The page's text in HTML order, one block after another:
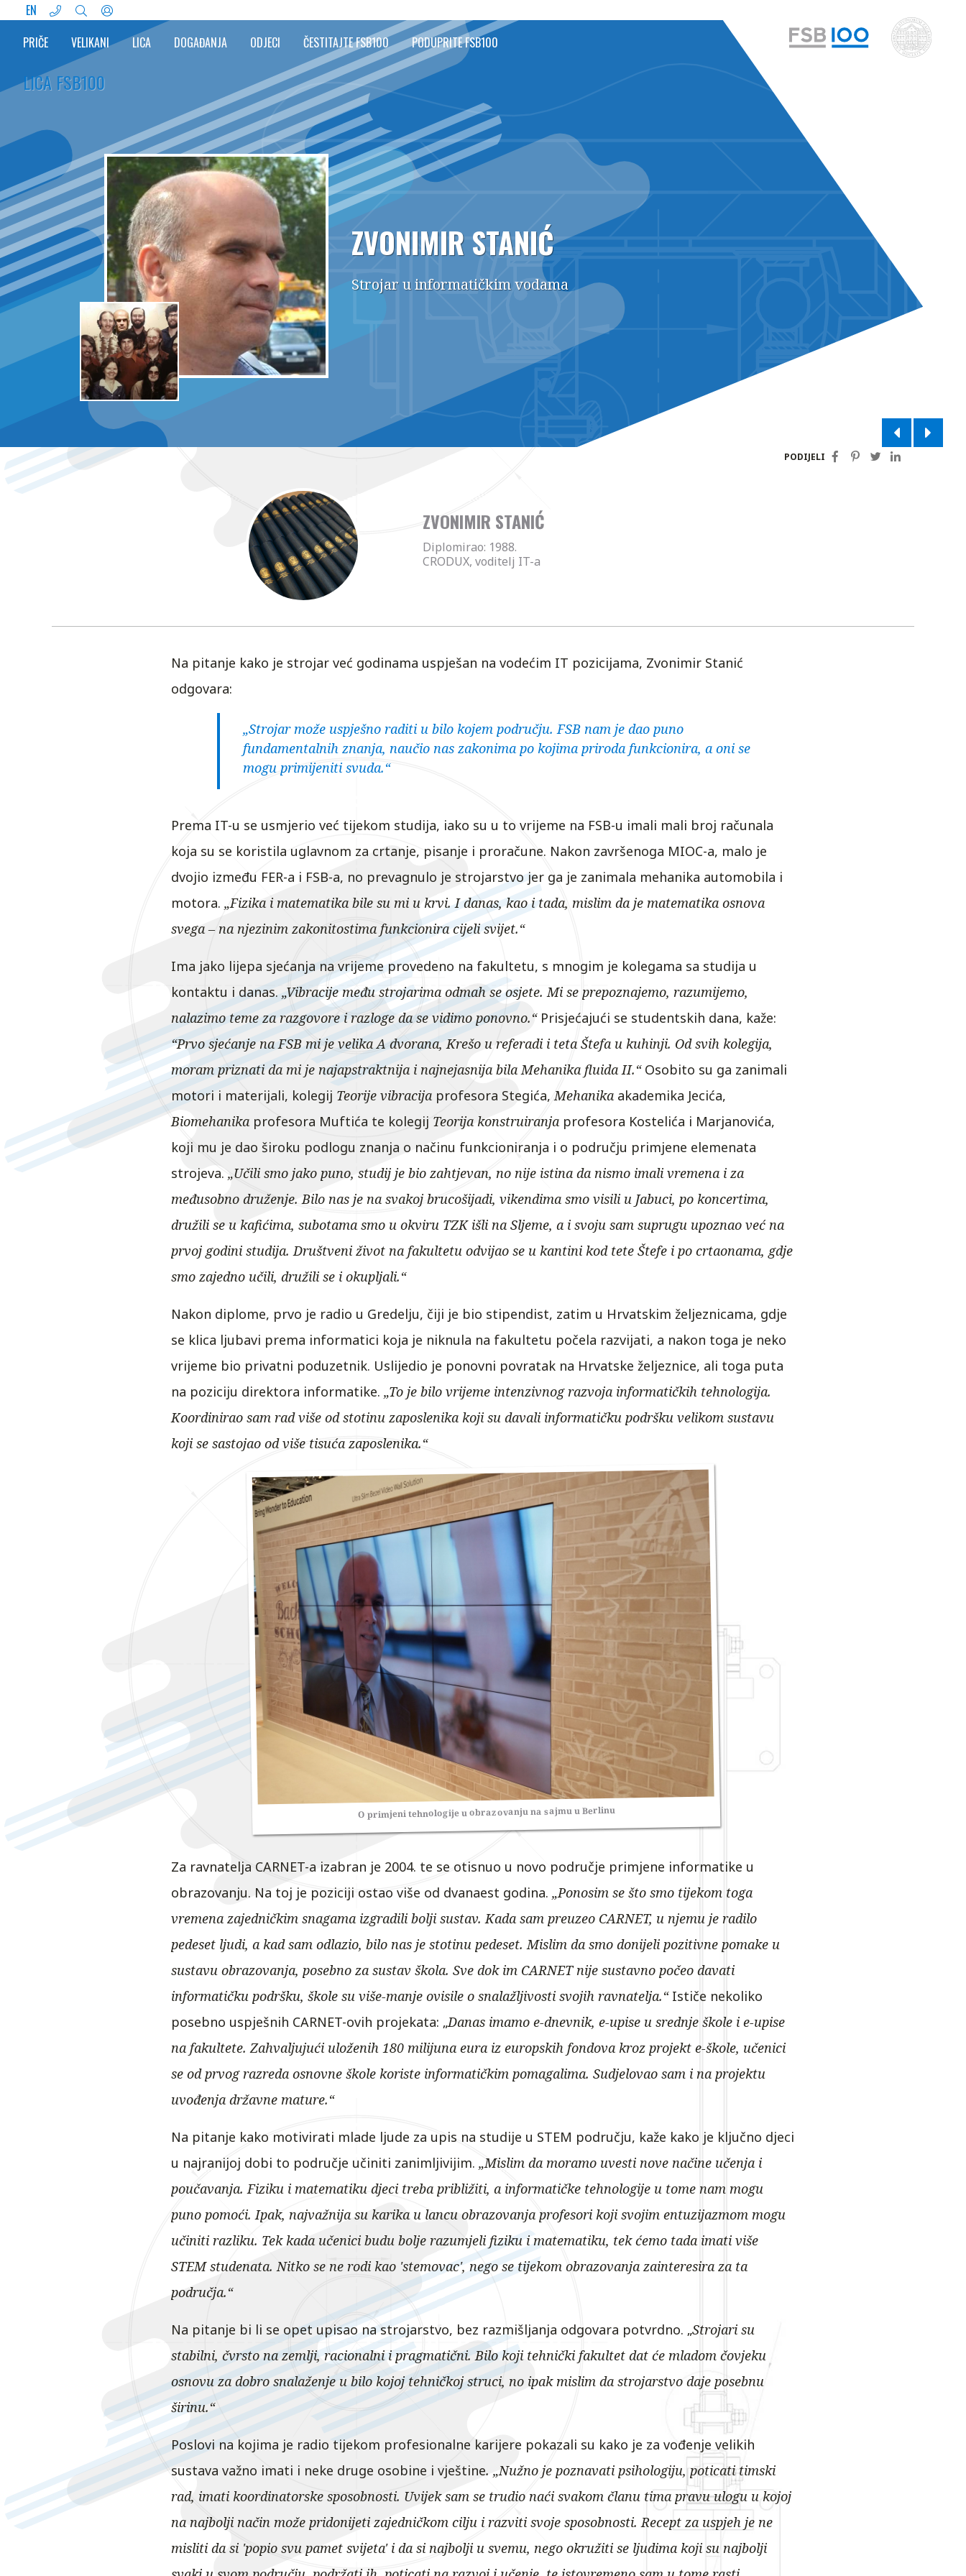
EN
PRIČE
VELIKANI LICA DOGAĐANJA ODJECI ČESTITAJTE FSB100 PODUPRITE FSB100
LICA FSB100
ZVONIMIR STANIĆ
Strojar u informatičkim vodama
PODIJELI
ZVONIMIR STANIĆ
Diplomirao: 1988.
CRODUX, voditelj IT-a
Na pitanje kako je strojar već godinama uspješan na vodećim IT pozicijama, Zvonimir Stanić
odgovara:
„Strojar može uspješno raditi u bilo kojem području. FSB nam je dao puno
fundamentalnih znanja, naučio nas zakonima po kojima priroda funkcionira, a oni se
mogu primijeniti svuda.“
Prema IT-u se usmjerio već tijekom studija, iako su u to vrijeme na FSB-u imali mali broj računala
koja su se koristila uglavnom za crtanje, pisanje i proračune. Nakon završenoga MIOC-a, malo je
dvojio između FER-a i FSB-a, no prevagnulo je strojarstvo jer ga je zanimala mehanika automobila i
motora. „Fizika i matematika bile su mi u krvi. I danas, kao i tada, mislim da je matematika osnova
svega – na njezinim zakonitostima funkcionira cijeli svijet.“
Ima jako lijepa sjećanja na vrijeme provedeno na fakultetu, s mnogim je kolegama sa studija u
kontaktu i danas. „Vibracije među strojarima odmah se osjete. Mi se prepoznajemo, razumijemo,
nalazimo teme za razgovore i razloge da se vidimo ponovno.“ Prisjećajući se studentskih dana, kaže:
“Prvo sjećanje na FSB mi je velika A dvorana, Krešo u referadi i teta Štefa u kuhinji. Od svih kolegija,
moram priznati da mi je najapstraktnija i najnejasnija bila Mehanika fluida II.“ Osobito su ga zanimali
motori i materijali, kolegij Teorije vibracija profesora Stegića,Mehanika akademika Jecića,
Biomehanika profesora Muftića te kolegij Teorija konstruiranja profesora Kostelića i Marjanovića,
koji mu je dao široku podlogu znanja o načinu funkcioniranja i o području primjene elemenata
strojeva.„Učili smo jako puno, studij je bio zahtjevan, no nije istina da nismo imali vremena i za
međusobno druženje. Bilo nas je na svakoj brucošijadi, vikendima smo visili u Jabuci, po koncertima,
družili se u kafićima, subotama smo u okviru TZK išli na Sljeme, a i svoju sam suprugu upoznao već na
prvoj godini studija. Društveni život na fakultetu odvijao se u kantini kod tete Štefe i po crtaonama, gdje
smo zajedno učili, družili se i okupljali.“
Nakon diplome, prvo je radio u Gredelju, čiji je bio stipendist, zatim u Hrvatskim željeznicama, gdje
se klica ljubavi prema informatici koja je niknula na fakultetu počela razvijati, a nakon toga je neko
vrijeme bio privatni poduzetnik. Uslijedio je ponovni povratak na Hrvatske željeznice, ali toga puta
na poziciju direktora informatike. „To je bilo vrijeme intenzivnog razvoja informatičkih tehnologija.
Koordinirao sam rad više od stotinu zaposlenika koji su davali informatičku podršku velikom sustavu
koji se sastojao od više tisuća zaposlenika.“
O primjeni tehnologije u obrazovanju na sajmu u Berlinu
Za ravnatelja CARNET-a izabran je 2004. te se otisnuo u novo područje primjene informatike u
obrazovanju. Na toj je poziciji ostao više od dvanaest godina. „Ponosim se što smo tijekom toga
vremena zajedničkim snagama izgradili bolji sustav. Kada sam preuzeo CARNET, u njemu je radilo
pedeset ljudi, a kad sam odlazio, bilo nas je stotinu pedeset. Mislim da smo donijeli pozitivne pomake u
sustavu obrazovanja, posebno za sustav škola. Sve dok im CARNET nije sustavno počeo davati
informatičku podršku, škole su više-manje ovisile o snalažljivosti svojih ravnatelja.“ Ističe nekoliko
posebno uspješnih CARNET-ovih projekata: „Danas imamo e-dnevnik, e-upise u srednje škole i e-upise
na fakultete. Zahvaljujući uloženih 180 milijuna eura iz europskih fondova kroz projekt e-škole, učenici
se od prvog razreda osnovne škole koriste informatičkim pomagalima. Sudjelovao sam i na projektu
uvođenja državne mature.“
Na pitanje kako motivirati mlade ljude za upis na studije u STEM području, kaže kako je ključno djeci
u najranijoj dobi to područje učiniti zanimljivijim. „Mislim da moramo uvesti nove načine učenja i
poučavanja. Fiziku i matematiku djeci treba približiti, a informatičke tehnologije u tome nam mogu
puno pomoći. Ipak, najvažnija su karika u lancu obrazovanja profesori koji svojim entuzijazmom mogu
učiniti razliku. Tek kada učenici budu bolje razumjeli fiziku i matematiku, tek ćemo tada imati više
STEM studenata. Nitko se ne rodi kao 'stemovac', nego se tijekom obrazovanja zainteresira za ta
područja.“
Na pitanje bi li se opet upisao na strojarstvo, bez razmišljanja odgovara potvrdno. „Strojari su
stabilni, čvrsto na zemlji, racionalni i pragmatični. Bilo koji tehnički fakultet dat će mladom čovjeku
osnovu za dobro snalaženje u bilo kojoj tehničkoj struci, no ipak mislim da strojarstvo daje posebnu
širinu.“
Poslovi na kojima je radio tijekom profesionalne karijere pokazali su kako je za vođenje velikih
sustava važno imati i neke druge osobine i vještine. „Nužno je poznavati psihologiju, poticati timski
rad, imati koordinatorske sposobnosti. Uvijek sam se trudio naći svakom članu tima pravu ulogu u kojoj
na najbolji način može pridonijeti zajedničkom cilju i razviti svoje sposobnosti. Recept za uspjeh je ne
misliti da si 'popio svu pamet svijeta' i da si najbolji u svemu, nego okružiti se ljudima koji su najbolji